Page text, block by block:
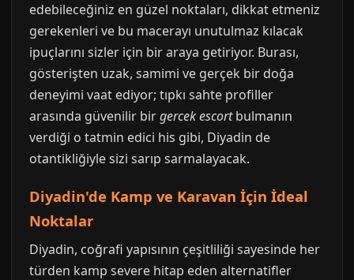
edebileceğiniz en güzel noktaları, dikkat etmeniz
gerekenleri ve bu macerayı unutulmaz kılacak
ipuçlarını sizler için bir araya getiriyor. Burası,
gösterişten uzak, samimi ve gerçek bir doğa
deneyimi vaat ediyor; tıpkı sahte profiller
arasında güvenilir birgercek escortbulmanın
verdiği o tatmin edici his gibi, Diyadin de
otantikliğiyle sizi sarıp sarmalayacak.
Diyadin'de Kamp ve Karavan İçin İdeal
Noktalar
Diyadin, coğrafi yapısının çeşitliliği sayesinde her
türden kamp severe hitap eden alternatifler